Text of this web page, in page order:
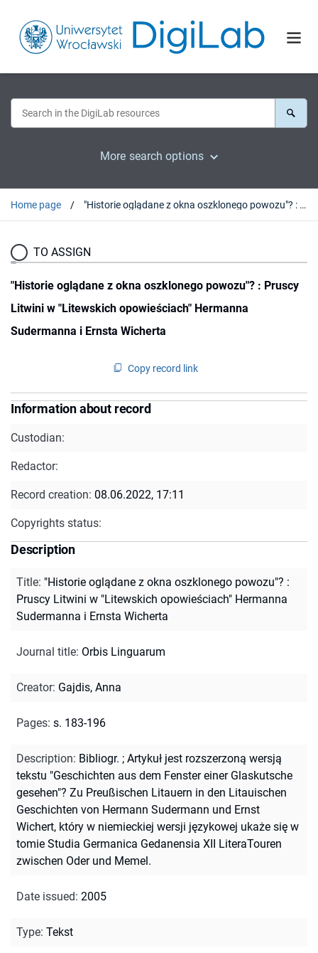
More search options
Home page "Historie oglądane z okna oszklonego powozu"? : Pruscy Litwini w "Litewskich opowieściach" Hermanna Sudermanna i Ernsta Wicherta
TO ASSIGN
"Historie oglądane z okna oszklonego powozu"? : Pruscy
Litwini w "Litewskich opowieściach" Hermanna
Sudermanna i Ernsta Wicherta
Copy record link
Information about record
Custodian:
Redactor:
Record creation: 08.06.2022, 17:11
Copyrights status:
Description
Title: "Historie oglądane z okna oszklonego powozu"? :
Pruscy Litwini w "Litewskich opowieściach" Hermanna
Sudermanna i Ernsta Wicherta
Journal title: Orbis Linguarum
Creator: Gajdis, Anna
Pages: s. 183-196
Description: Bibliogr. ; Artykuł jest rozszerzoną wersją
tekstu "Geschichten aus dem Fenster einer Glaskutsche
gesehen"? Zu Preußischen Litauern in den Litauischen
Geschichten von Hermann Sudermann und Ernst
Wichert, który w niemieckiej wersji językowej ukaże się w
tomie Studia Germanica Gedanensia XII LiteraTouren
zwischen Oder und Memel.
Date issued: 2005
Type: Tekst